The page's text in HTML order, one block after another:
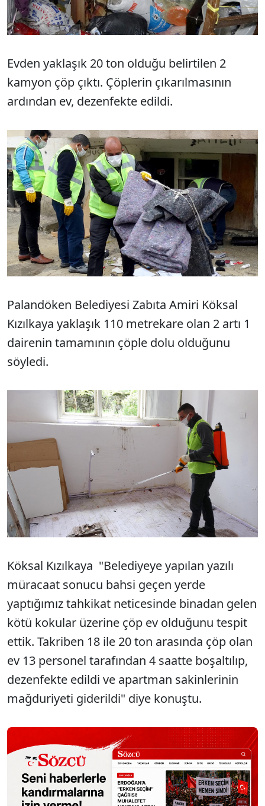
Evden yaklaşık 20 ton olduğu belirtilen 2
kamyon çöp çıktı. Çöplerin çıkarılmasının
ardından ev, dezenfekte edildi.
Palandöken Belediyesi Zabıta Amiri Köksal
Kızılkaya yaklaşık 110 metrekare olan 2 artı 1
dairenin tamamının çöple dolu olduğunu
söyledi.
Köksal Kızılkaya "Belediyeye yapılan yazılı
müracaat sonucu bahsi geçen yerde
yaptığımız tahkikat neticesinde binadan gelen
kötü kokular üzerine çöp ev olduğunu tespit
ettik. Takriben 18 ile 20 ton arasında çöp olan
ev 13 personel tarafından 4 saatte boşaltılıp,
dezenfekte edildi ve apartman sakinlerinin
mağduriyeti giderildi" diye konuştu.